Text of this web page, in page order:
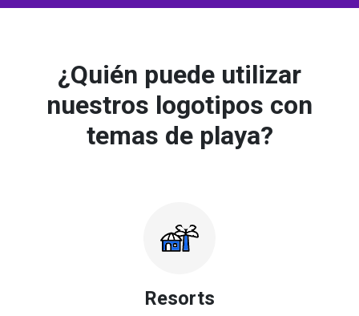
¿Quién puede utilizar
nuestros logotipos con
temas de playa?
Resorts